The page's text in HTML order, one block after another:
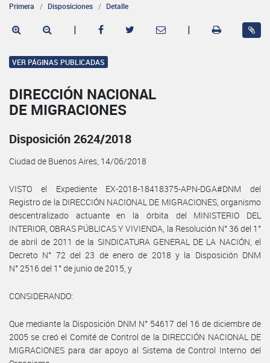
Primera Disposiciones Detalle
| |
VER PÁGINAS PUBLICADAS
DIRECCIÓN NACIONAL
DE MIGRACIONES
Disposición 2624/2018
Ciudad de Buenos Aires, 14/06/2018
VISTO el Expediente EX-2018-18418375-APN-DGA#DNM del
Registro de la DIRECCIÓN NACIONAL DE MIGRACIONES, organismo
descentralizado actuante en la órbita del MINISTERIO DEL
INTERIOR, OBRAS PÚBLICAS Y VIVIENDA, la Resolución N° 36 del 1°
de abril de 2011 de la SINDICATURA GENERAL DE LA NACIÓN, el
Decreto N° 72 del 23 de enero de 2018 y la Disposición DNM
N° 2516 del 1° de junio de 2015, y
CONSIDERANDO:
Que mediante la Disposición DNM N° 54617 del 16 de diciembre de
2005 se creó el Comité de Control de la DIRECCIÓN NACIONAL DE
MIGRACIONES para dar apoyo al Sistema de Control Interno del